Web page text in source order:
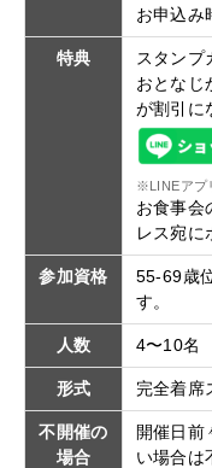
お申込み
特典 スタンプ
おとなじ
が割引に
※LINEアプ
お食事会
レス宛に
参加資格
55-69歳
す。
人数 4〜10名
形式 完全着席
不開催の
場合
開催日前
い場合は